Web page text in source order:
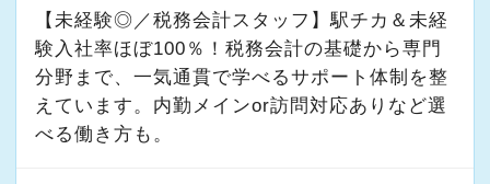
＜まずはカジュアル面談へ＞
・事前に気軽な面談を実施
・仕事内容やキャリアを相談可
・ざっくばらんに質問OK
【未経験◎／税務会計スタッフ】駅チカ＆未経
験入社率ほぼ100％！税務会計の基礎から専門
分野まで、一気通貫で学べるサポート体制を整
えています。内勤メインor訪問対応ありなど選
べる働き方も。